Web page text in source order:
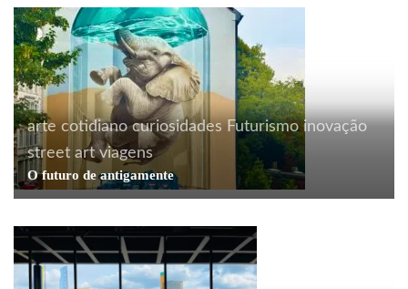
arte cotidiano curiosidades Futurismo inovação
street art viagens
O futuro de antigamente